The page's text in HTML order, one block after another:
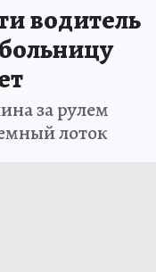
водитель
за рулем
лоток